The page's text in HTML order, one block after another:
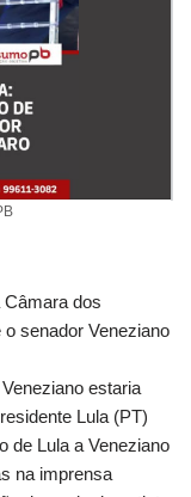
Câmara dos
senador Veneziano
estaria
Lula (PT)
de Lula a Veneziano
na imprensa